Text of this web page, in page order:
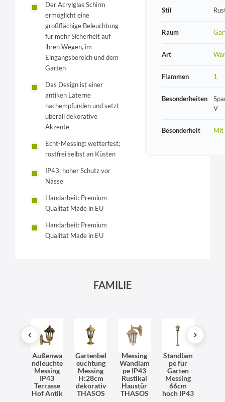
Der Acrylglas Schirm
ermöglicht eine
großflächige Beleuchtung
für mehr Sicherheit auf
ihren Wegen, im
Eingangsbereich und dem
Garten
Das Design ist einer
antiken Laterne
nachempfunden und setzt
überall dekorative
Akzente
Echt-Messing: wetterfest;
rostfrei selbst an Küsten
IP43: hoher Schutz vor
Nässe
Handarbeit: Premium
Qualität Made in EU
Handarbeit: Premium
Qualität Made in EU
Stil
Raum
Art
Flammen 1
Besonderheiten
V
Besonderheit Mit
FAMILIE
Außenwa
ndleuchte
Messing
IP43
Terrasse
Hof Antik
Gartenbel
euchtung
Messing
H:28cm
dekorativ
THASOS
Messing
Wandlam
pe IP43
Rustikal
Haustür
THASOS
Standlam
pe für
Garten
Messing
66cm
hoch IP43